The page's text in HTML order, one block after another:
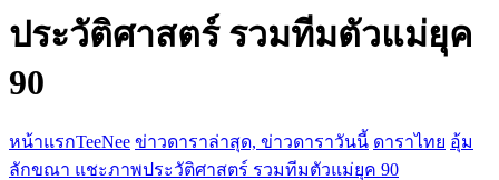
ประวัติศาสตร์ รวมทีมตัวแม่ยุค
90
หน้าแรกTeeNee ข่าวดาราล่าสุด, ข่าวดาราวันนี้ ดาราไทย อุ้ม
ลักขณา แชะภาพประวัติศาสตร์ รวมทีมตัวแม่ยุค 90